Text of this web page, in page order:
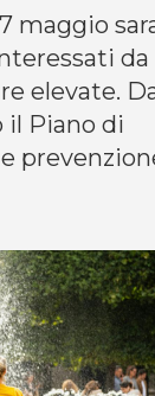
maggio
da
elevate.
il Piano di